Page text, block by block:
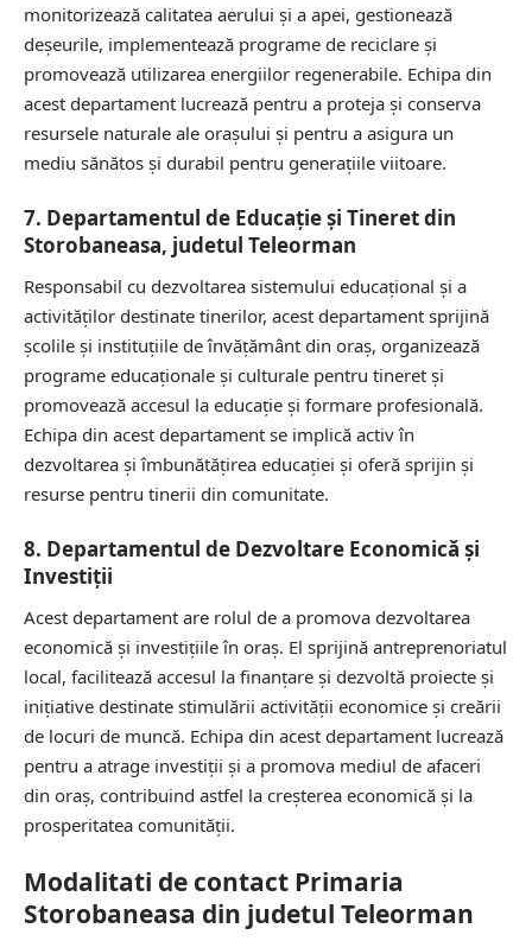
monitorizează calitatea aerului și a apei, gestionează
deșeurile, implementează programe de reciclare și
promovează utilizarea energiilor regenerabile. Echipa din
acest departament lucrează pentru a proteja și conserva
resursele naturale ale orașului și pentru a asigura un
mediu sănătos și durabil pentru generațiile viitoare.
7. Departamentul de Educație și Tineret din
Storobaneasa, judetul Teleorman
Responsabil cu dezvoltarea sistemului educațional și a
activităților destinate tinerilor, acest departament sprijină
școlile și instituțiile de învățământ din oraș, organizează
programe educaționale și culturale pentru tineret și
promovează accesul la educație și formare profesională.
Echipa din acest departament se implică activ în
dezvoltarea și îmbunătățirea educației și oferă sprijin și
resurse pentru tinerii din comunitate.
8. Departamentul de Dezvoltare Economică și
Investiții
Acest departament are rolul de a promova dezvoltarea
economică și investițiile în oraș. El sprijină antreprenoriatul
local, facilitează accesul la finanțare și dezvoltă proiecte și
inițiative destinate stimulării activității economice și creării
de locuri de muncă. Echipa din acest departament lucrează
pentru a atrage investiții și a promova mediul de afaceri
din oraș, contribuind astfel la creșterea economică și la
prosperitatea comunității.
Modalitati de contact Primaria
Storobaneasa din judetul Teleorman